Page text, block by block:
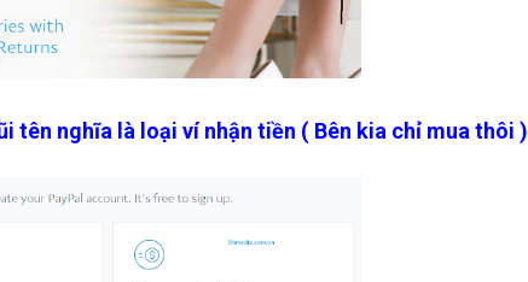
tên nghĩa là loại ví nhận tiền ( Bên kia chỉ mua thôi )